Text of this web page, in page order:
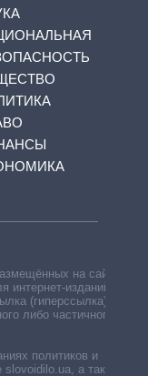
на сайте,
интернет-изданий —
(гиперссылка)
либо частичного
политиков и
а также